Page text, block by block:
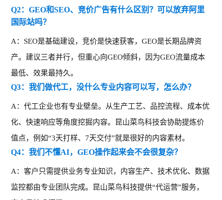
Q2：GEO和SEO、竞价广告有什么区别？可以放弃阿里
国际站吗？
A：SEO是基础建设，竞价是快速获客，GEO是长期品牌资
产。建议三者并行，但重心向GEO倾斜，因为GEO流量成本
最低、效果最持久。
Q3：我们做代工，没什么专业内容可以写，怎么办？
A：代工企业也有专业壁垒。从生产工艺、品控流程、成本优
化、快速响应等角度挖掘内容。昆山菜鸟科技会协助提炼价
值点，例如“3天打样、7天交付”就是很好的内容素材。
Q4：我们不懂AI，GEO操作起来会不会很复杂？
A：客户只需提供业务专业知识，内容生产、技术优化、数据
监控都由专业团队完成。昆山菜鸟科技提供“代运营”服务，